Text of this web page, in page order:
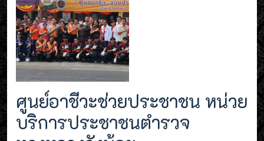
ศูนย์อาชีวะช่วยประชาชน หน่วย
บริการประชาชนตำรวจ